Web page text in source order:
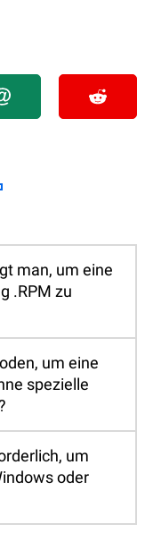
man, um eine
.RPM zu
um eine
spezielle
um
oder